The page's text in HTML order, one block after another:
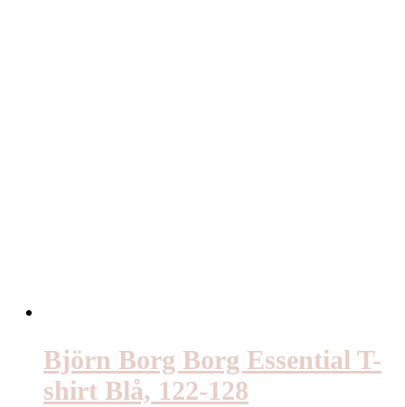
Björn Borg Borg Essential T-
shirt Blå, 122-128